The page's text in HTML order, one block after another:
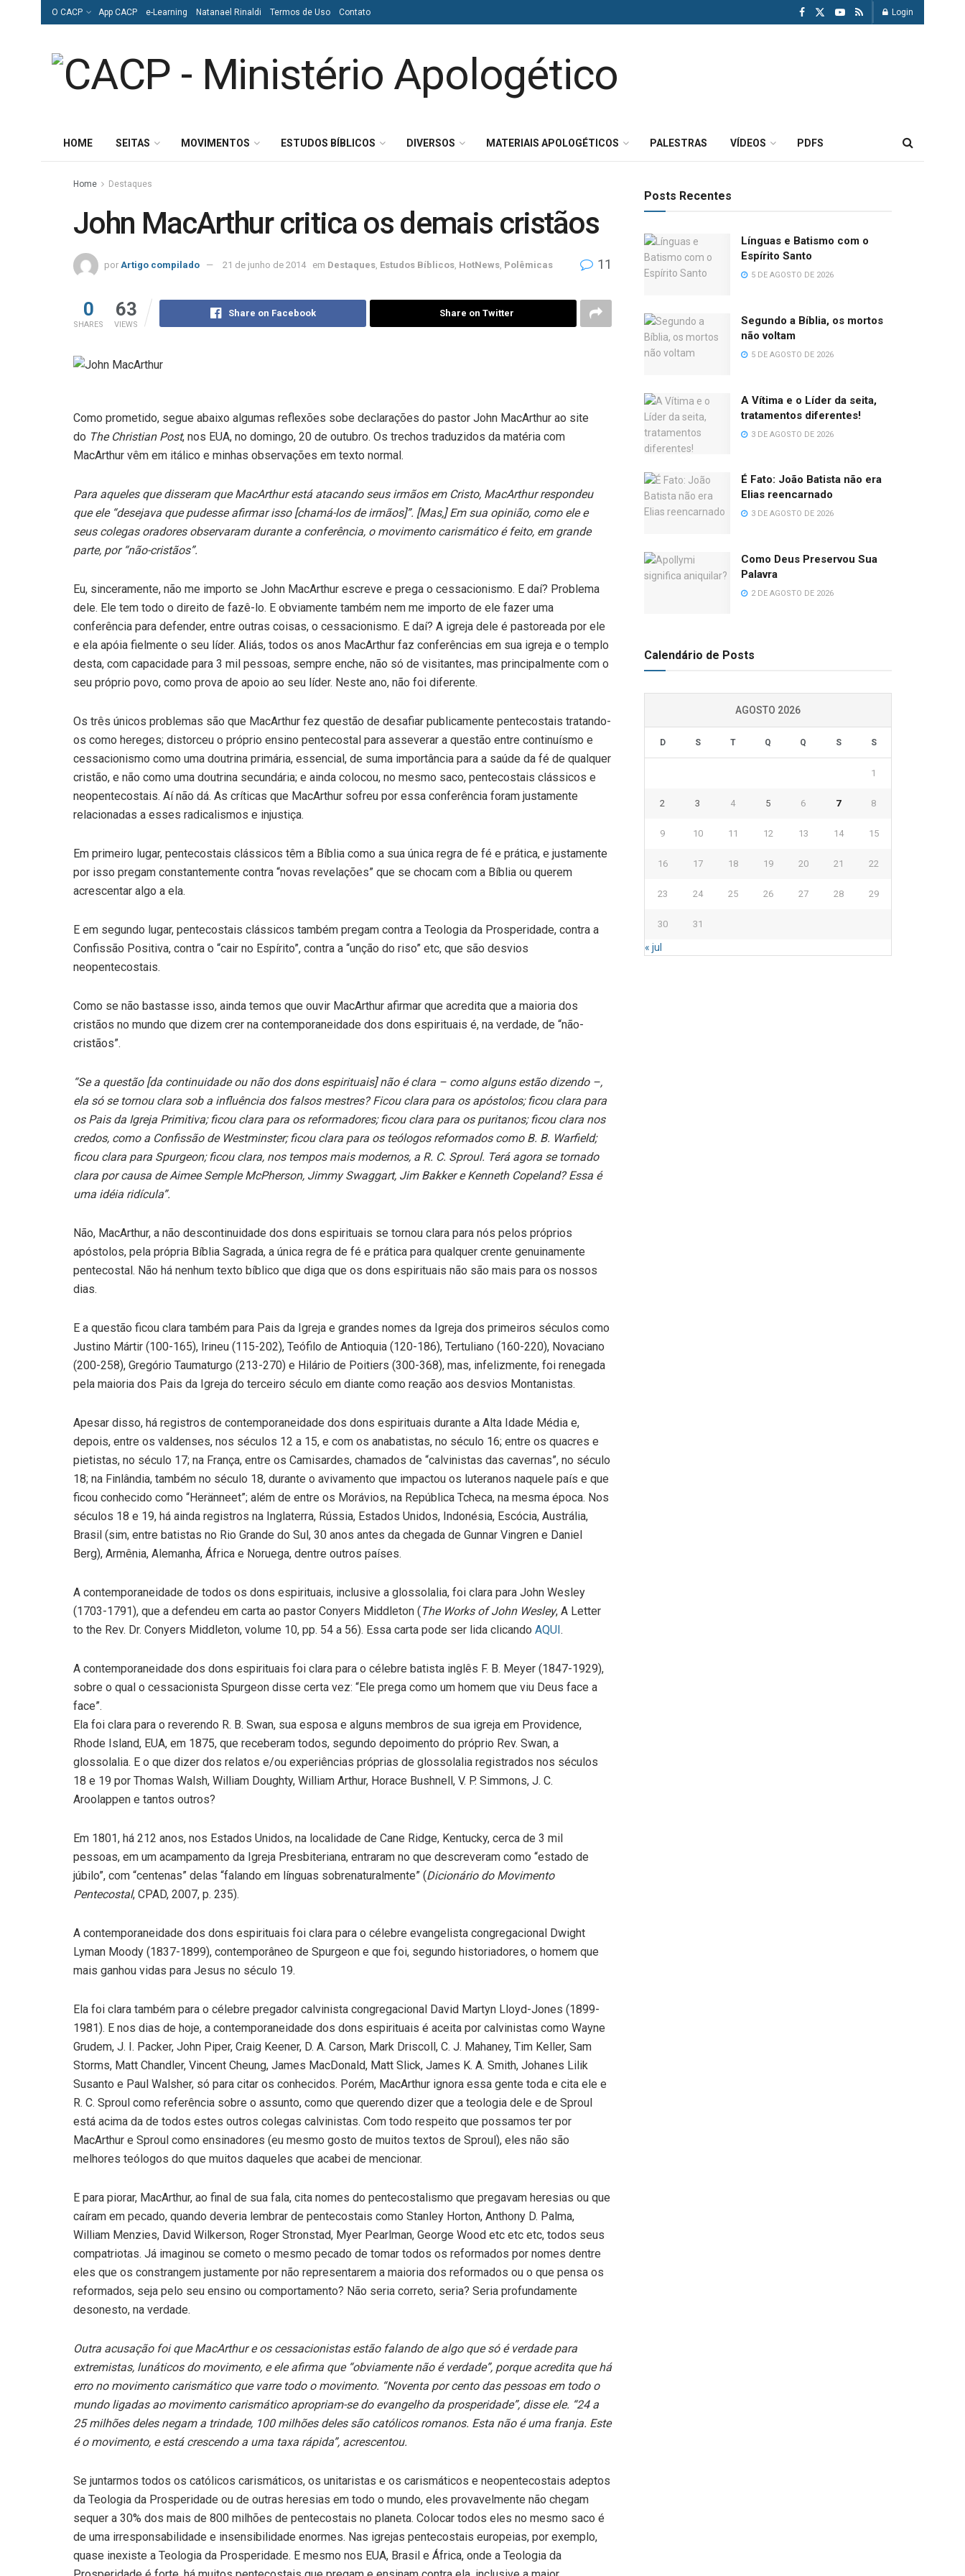
O CACP App CACP e-Learning Natanael Rinaldi Termos de Uso Contato Login
HOME SEITAS MOVIMENTOS ESTUDOS BÍBLICOS DIVERSOS MATERIAIS APOLOGÉTICOS PALESTRAS VÍDEOS PDFS
Home Destaques
John MacArthur critica os demais cristãos
por Artigo compilado 21 de junho de 2014 em Destaques Estudos Bíblicos HotNews Polêmicas 11
0
SHARES
63
VIEWS
Share on Facebook Share on Twitter
Como prometido, segue abaixo algumas reflexões sobe declarações do pastor John MacArthur ao site
do The Christian Post, nos EUA, no domingo, 20 de outubro. Os trechos traduzidos da matéria com
MacArthur vêm em itálico e minhas observações em texto normal.
Para aqueles que disseram que MacArthur está atacando seus irmãos em Cristo, MacArthur respondeu
que ele “desejava que pudesse afirmar isso [chamá-los de irmãos]”. [Mas,] Em sua opinião, como ele e
seus colegas oradores observaram durante a conferência, o movimento carismático é feito, em grande
parte, por “não-cristãos”.
Eu, sinceramente, não me importo se John MacArthur escreve e prega o cessacionismo. E daí? Problema
dele. Ele tem todo o direito de fazê-lo. E obviamente também nem me importo de ele fazer uma
conferência para defender, entre outras coisas, o cessacionismo. E daí? A igreja dele é pastoreada por ele
e ela apóia fielmente o seu líder. Aliás, todos os anos MacArthur faz conferências em sua igreja e o templo
desta, com capacidade para 3 mil pessoas, sempre enche, não só de visitantes, mas principalmente com o
seu próprio povo, como prova de apoio ao seu líder. Neste ano, não foi diferente.
Os três únicos problemas são que MacArthur fez questão de desafiar publicamente pentecostais tratando-
os como hereges; distorceu o próprio ensino pentecostal para asseverar a questão entre continuísmo e
cessacionismo como uma doutrina primária, essencial, de suma importância para a saúde da fé de qualquer
cristão, e não como uma doutrina secundária; e ainda colocou, no mesmo saco, pentecostais clássicos e
neopentecostais. Aí não dá. As críticas que MacArthur sofreu por essa conferência foram justamente
relacionadas a esses radicalismos e injustiça.
Em primeiro lugar, pentecostais clássicos têm a Bíblia como a sua única regra de fé e prática, e justamente
por isso pregam constantemente contra “novas revelações” que se chocam com a Bíblia ou querem
acrescentar algo a ela.
E em segundo lugar, pentecostais clássicos também pregam contra a Teologia da Prosperidade, contra a
Confissão Positiva, contra o “cair no Espírito”, contra a “unção do riso” etc, que são desvios
neopentecostais.
Como se não bastasse isso, ainda temos que ouvir MacArthur afirmar que acredita que a maioria dos
cristãos no mundo que dizem crer na contemporaneidade dos dons espirituais é, na verdade, de “não-
cristãos”.
“Se a questão [da continuidade ou não dos dons espirituais] não é clara – como alguns estão dizendo –,
ela só se tornou clara sob a influência dos falsos mestres? Ficou clara para os apóstolos; ficou clara para
os Pais da Igreja Primitiva; ficou clara para os reformadores; ficou clara para os puritanos; ficou clara nos
credos, como a Confissão de Westminster; ficou clara para os teólogos reformados como B. B. Warfield;
ficou clara para Spurgeon; ficou clara, nos tempos mais modernos, a R. C. Sproul. Terá agora se tornado
clara por causa de Aimee Semple McPherson, Jimmy Swaggart, Jim Bakker e Kenneth Copeland? Essa é
uma idéia ridícula”.
Não, MacArthur, a não descontinuidade dos dons espirituais se tornou clara para nós pelos próprios
apóstolos, pela própria Bíblia Sagrada, a única regra de fé e prática para qualquer crente genuinamente
pentecostal. Não há nenhum texto bíblico que diga que os dons espirituais não são mais para os nossos
dias.
E a questão ficou clara também para Pais da Igreja e grandes nomes da Igreja dos primeiros séculos como
Justino Mártir (100-165), Irineu (115-202), Teófilo de Antioquia (120-186), Tertuliano (160-220), Novaciano
(200-258), Gregório Taumaturgo (213-270) e Hilário de Poitiers (300-368), mas, infelizmente, foi renegada
pela maioria dos Pais da Igreja do terceiro século em diante como reação aos desvios Montanistas.
Apesar disso, há registros de contemporaneidade dos dons espirituais durante a Alta Idade Média e,
depois, entre os valdenses, nos séculos 12 a 15, e com os anabatistas, no século 16; entre os quacres e
pietistas, no século 17; na França, entre os Camisardes, chamados de “calvinistas das cavernas”, no século
18; na Finlândia, também no século 18, durante o avivamento que impactou os luteranos naquele país e que
ficou conhecido como “Heränneet”; além de entre os Morávios, na República Tcheca, na mesma época. Nos
séculos 18 e 19, há ainda registros na Inglaterra, Rússia, Estados Unidos, Indonésia, Escócia, Austrália,
Brasil (sim, entre batistas no Rio Grande do Sul, 30 anos antes da chegada de Gunnar Vingren e Daniel
Berg), Armênia, Alemanha, África e Noruega, dentre outros países.
A contemporaneidade de todos os dons espirituais, inclusive a glossolalia, foi clara para John Wesley
(1703-1791), que a defendeu em carta ao pastor Conyers Middleton (The Works of John Wesley, A Letter
to the Rev. Dr. Conyers Middleton, volume 10, pp. 54 a 56). Essa carta pode ser lida clicando AQUI.
A contemporaneidade dos dons espirituais foi clara para o célebre batista inglês F. B. Meyer (1847-1929),
sobre o qual o cessacionista Spurgeon disse certa vez: “Ele prega como um homem que viu Deus face a
face”.
Ela foi clara para o reverendo R. B. Swan, sua esposa e alguns membros de sua igreja em Providence,
Rhode Island, EUA, em 1875, que receberam todos, segundo depoimento do próprio Rev. Swan, a
glossolalia. E o que dizer dos relatos e/ou experiências próprias de glossolalia registrados nos séculos
18 e 19 por Thomas Walsh, William Doughty, William Arthur, Horace Bushnell, V. P. Simmons, J. C.
Aroolappen e tantos outros?
Em 1801, há 212 anos, nos Estados Unidos, na localidade de Cane Ridge, Kentucky, cerca de 3 mil
pessoas, em um acampamento da Igreja Presbiteriana, entraram no que descreveram como “estado de
júbilo”, com “centenas” delas “falando em línguas sobrenaturalmente” (Dicionário do Movimento
Pentecostal, CPAD, 2007, p. 235).
A contemporaneidade dos dons espirituais foi clara para o célebre evangelista congregacional Dwight
Lyman Moody (1837-1899), contemporâneo de Spurgeon e que foi, segundo historiadores, o homem que
mais ganhou vidas para Jesus no século 19.
Ela foi clara também para o célebre pregador calvinista congregacional David Martyn Lloyd-Jones (1899-
1981). E nos dias de hoje, a contemporaneidade dos dons espirituais é aceita por calvinistas como Wayne
Grudem, J. I. Packer, John Piper, Craig Keener, D. A. Carson, Mark Driscoll, C. J. Mahaney, Tim Keller, Sam
Storms, Matt Chandler, Vincent Cheung, James MacDonald, Matt Slick, James K. A. Smith, Johanes Lilik
Susanto e Paul Walsher, só para citar os conhecidos. Porém, MacArthur ignora essa gente toda e cita ele e
R. C. Sproul como referência sobre o assunto, como que querendo dizer que a teologia dele e de Sproul
está acima da de todos estes outros colegas calvinistas. Com todo respeito que possamos ter por
MacArthur e Sproul como ensinadores (eu mesmo gosto de muitos textos de Sproul), eles não são
melhores teólogos do que muitos daqueles que acabei de mencionar.
E para piorar, MacArthur, ao final de sua fala, cita nomes do pentecostalismo que pregavam heresias ou que
caíram em pecado, quando deveria lembrar de pentecostais como Stanley Horton, Anthony D. Palma,
William Menzies, David Wilkerson, Roger Stronstad, Myer Pearlman, George Wood etc etc etc, todos seus
compatriotas. Já imaginou se cometo o mesmo pecado de tomar todos os reformados por nomes dentre
eles que os constrangem justamente por não representarem a maioria dos reformados ou o que pensa os
reformados, seja pelo seu ensino ou comportamento? Não seria correto, seria? Seria profundamente
desonesto, na verdade.
Outra acusação foi que MacArthur e os cessacionistas estão falando de algo que só é verdade para
extremistas, lunáticos do movimento, e ele afirma que “obviamente não é verdade”, porque acredita que há
erro no movimento carismático que varre todo o movimento. “Noventa por cento das pessoas em todo o
mundo ligadas ao movimento carismático apropriam-se do evangelho da prosperidade”, disse ele. “24 a
25 milhões deles negam a trindade, 100 milhões deles são católicos romanos. Esta não é uma franja. Este
é o movimento, e está crescendo a uma taxa rápida”, acrescentou.
Se juntarmos todos os católicos carismáticos, os unitaristas e os carismáticos e neopentecostais adeptos
da Teologia da Prosperidade ou de outras heresias em todo o mundo, eles provavelmente não chegam
sequer a 30% dos mais de 800 milhões de pentecostais no planeta. Colocar todos eles no mesmo saco é
de uma irresponsabilidade e insensibilidade enormes. Nas igrejas pentecostais europeias, por exemplo,
quase inexiste a Teologia da Prosperidade. E mesmo nos EUA, Brasil e África, onde a Teologia da
Posts Recentes
Línguas e Batismo com o
Espírito Santo
5 DE AGOSTO DE 2026
Segundo a Bíblia, os mortos
não voltam
5 DE AGOSTO DE 2026
A Vítima e o Líder da seita,
tratamentos diferentes!
3 DE AGOSTO DE 2026
É Fato: João Batista não era
Elias reencarnado
3 DE AGOSTO DE 2026
Como Deus Preservou Sua
Palavra
2 DE AGOSTO DE 2026
Calendário de Posts
AGOSTO 2026
D S T Q Q S S
1
2 3 4 5 6 7 8
9 10 11 12 13 14 15
16 17 18 19 20 21 22
23 24 25 26 27 28 29
30 31
« jul